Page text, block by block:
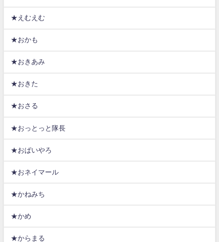
★えむえむ
★おかも
★おきあみ
★おきた
★おさる
★おっとっと隊長
★おぱいやろ
★おネイマール
★かねみち
★かめ
★からまる